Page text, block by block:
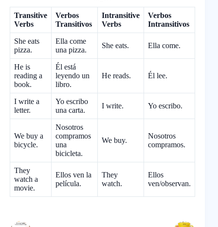
Transitive
Verbs
Verbos
Transitivos
Intransitive
Verbs
Verbos
Intransitivos
She eats
pizza.
Ella come
una pizza.
She eats. Ella come.
He is
reading a
book.
Él está
leyendo un
libro.
He reads. Él lee.
I write a
letter.
Yo escribo
una carta.
I write. Yo escribo.
We buy a
bicycle.
Nosotros
compramos
una
bicicleta.
We buy.
Nosotros
compramos.
They
watch a
movie.
Ellos ven la
película.
They
watch.
Ellos
ven/observan.